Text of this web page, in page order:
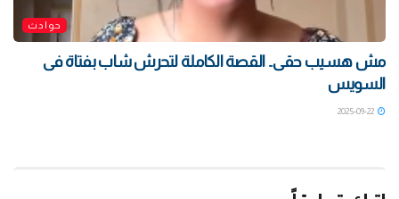
حوادث
مش هسيب حقى.. القصة الكاملة لتحرش شاب بفتاة فى
السويس